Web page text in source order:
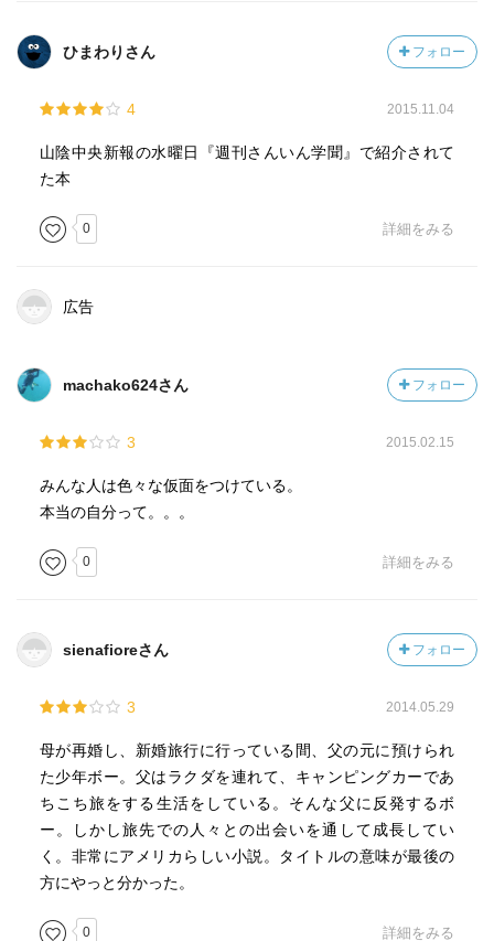
ひまわりさん フォロー
4 2015.11.04
山陰中央新報の水曜日『週刊さんいん学聞』で紹介されて
た本
0 詳細をみる
広告
machako624さん フォロー
3 2015.02.15
みんな人は色々な仮面をつけている。
本当の自分って。。。
0 詳細をみる
sienafioreさん フォロー
3 2014.05.29
母が再婚し、新婚旅行に行っている間、父の元に預けられ
た少年ボー。父はラクダを連れて、キャンピングカーであ
ちこち旅をする生活をしている。そんな父に反発するボ
ー。しかし旅先での人々との出会いを通して成長してい
く。非常にアメリカらしい小説。タイトルの意味が最後の
方にやっと分かった。
0 詳細をみる